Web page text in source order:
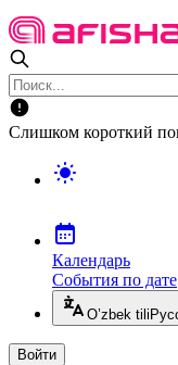
Слишком короткий
Календарь
События по дате
O’zbek tili
Войти